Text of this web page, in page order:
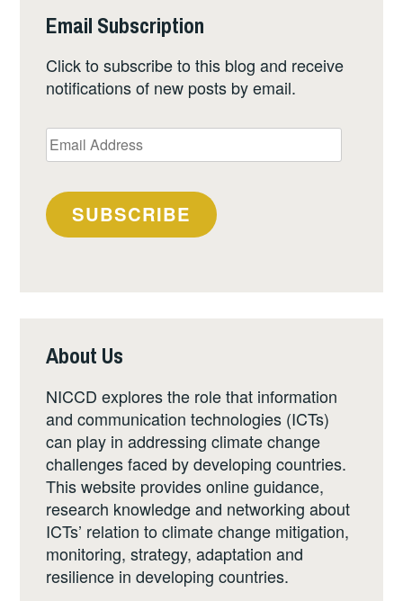
Email Subscription
Click to subscribe to this blog and receive
notifications of new posts by email.
Email
Address
SUBSCRIBE
About Us
NICCD explores the role that information
and communication technologies (ICTs)
can play in addressing climate change
challenges faced by developing countries.
This website provides online guidance,
research knowledge and networking about
ICTs’ relation to climate change mitigation,
monitoring, strategy, adaptation and
resilience in developing countries.